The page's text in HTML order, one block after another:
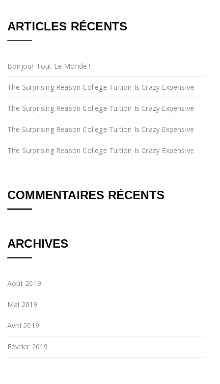
ARTICLES RÉCENTS
Bonjour Tout Le Monde !
The Surprising Reason College Tuition Is Crazy Expensive
The Surprising Reason College Tuition Is Crazy Expensive
The Surprising Reason College Tuition Is Crazy Expensive
The Surprising Reason College Tuition Is Crazy Expensive
COMMENTAIRES RÉCENTS
ARCHIVES
Août 2019
Mai 2019
Avril 2019
Février 2019